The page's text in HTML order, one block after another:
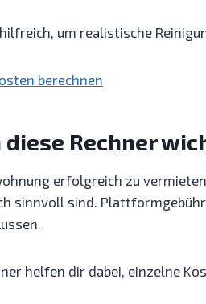
um realistische
berechnen
diese Rechner
erfolgreich zu
sinnvoll sind.
helfen dir dabei, einzelne